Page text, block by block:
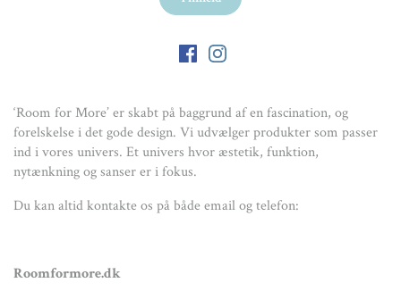
‘Room for More’ er skabt på baggrund af en fascination, og
forelskelse i det gode design. Vi udvælger produkter som passer
ind i vores univers. Et univers hvor æstetik, funktion,
nytænkning og sanser er i fokus.
Du kan altid kontakte os på både email og telefon:
Roomformore.dk